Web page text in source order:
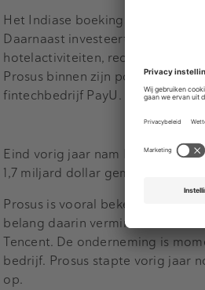
Het Indiase boekingsplatform
Daarnaast investeert het bedrijf
hotelactiviteiten, reclame en
Prosus binnen zijn portefeuille
fintechbedrijf PayU.
Eind vorig jaar nam Prosus het
1,7 miljard dollar gemoeid.
Prosus is vooral bekend als
belang daarin verminderd in
Tencent. De onderneming is
bedrijf. Prosus stapte vorig jaar
op.